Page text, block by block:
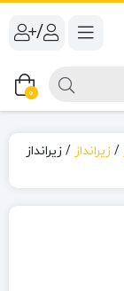
/
0
/ زیرانداز / زیرانداز